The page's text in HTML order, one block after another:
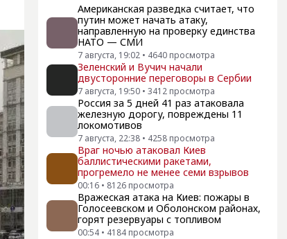
Американская разведка считает, что
путин может начать атаку,
направленную на проверку единства
НАТО — СМИ
7 августа, 19:02 • 4640 просмотра
Зеленский и Вучич начали
двусторонние переговоры в Сербии
7 августа, 19:50 • 3412 просмотра
Россия за 5 дней 41 раз атаковала
железную дорогу, повреждены 11
локомотивов
7 августа, 22:38 • 4258 просмотра
Враг ночью атаковал Киев
баллистическими ракетами,
прогремело не менее семи взрывов
00:16 • 8126 просмотра
Вражеская атака на Киев: пожары в
Голосеевском и Оболонском районах,
горят резервуары с топливом
00:54 • 4184 просмотра